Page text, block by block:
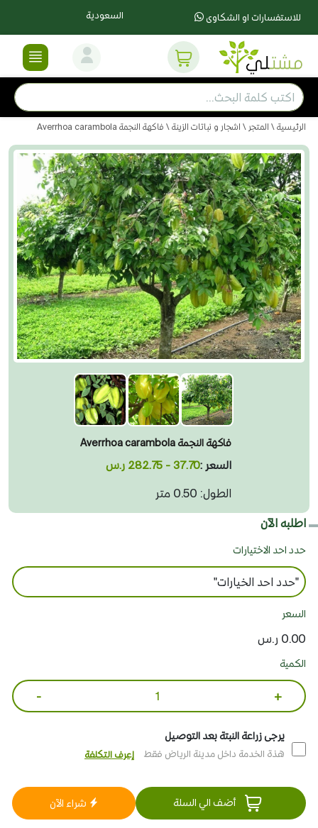
للاستفسارات او الشكاوى السعودية
الرئيسية \ المتجر \ اشجار و نباتات الزينة \ فاكهة النجمة Averrhoa carambola
فاكهة النجمة Averrhoa carambola
السعر :37.70 - 282.75 ر.س
الطول: 0.50 متر
اطلبه الآن
حدد احد الاختيارات
السعر
0.00 ر.س
الكمية
+
-
يرجى زراعة النبتة بعد التوصيل
هذة الخدمة داخل مدينة الرياض فقط إعرف التكلفة
أضف الي السلة شراء الآن